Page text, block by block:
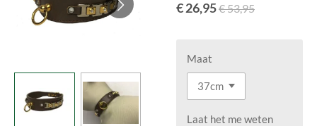
€ 26,95€ 53,95
Maat
Laat het me weten